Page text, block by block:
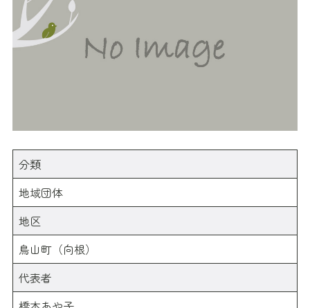
分類
地域団体
地区
鳥山町（向根）
代表者